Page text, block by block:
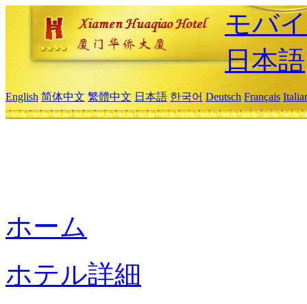
モバ
日本語
English 简体中文 繁體中文 日本語 한국어 Deutsch Français
ホーム
ホテル詳細